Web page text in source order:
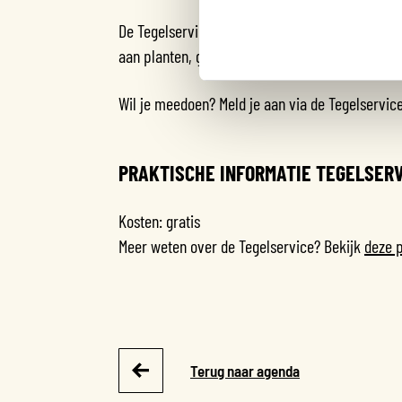
De Tegelservice is er voor bewoners van die
aan planten, gras of een geveltuin: elke tegel
Wil je meedoen? Meld je aan via de
PRAKTISCHE INFORMATIE
Kosten: gratis
Meer weten over de Tegelservice? Bekijk deze
Terug naar agenda